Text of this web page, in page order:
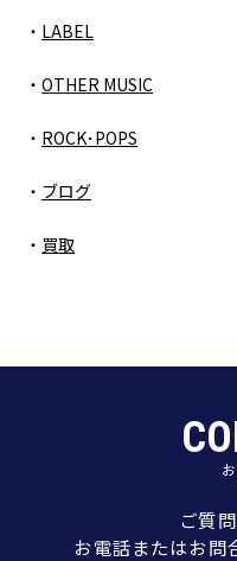
LABEL
OTHER MUSIC
ROCK･POPS
ブログ
買取
ご質
お電話またはお問